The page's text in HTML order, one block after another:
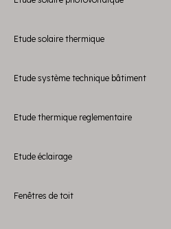
Etude solaire thermique
Etude système technique bâtiment
Etude thermique reglementaire
Etude éclairage
Fenêtres de toit